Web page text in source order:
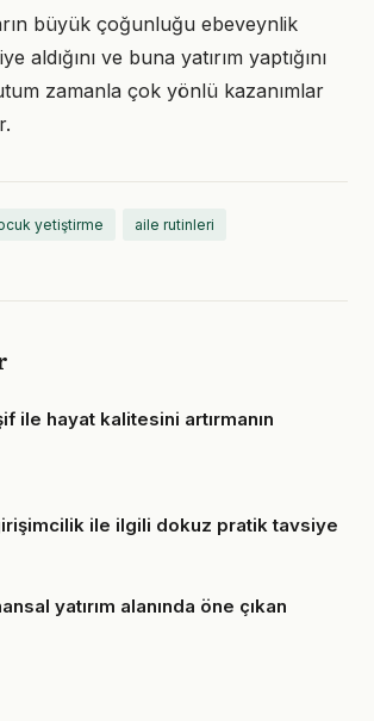
büyük çoğunluğu ebeveynlik
aldığını ve buna yatırım yaptığını
zamanla çok yönlü kazanımlar
yetiştirme aile rutinleri
ile hayat kalitesini artırmanın
ile ilgili dokuz pratik tavsiye
yatırım alanında öne çıkan